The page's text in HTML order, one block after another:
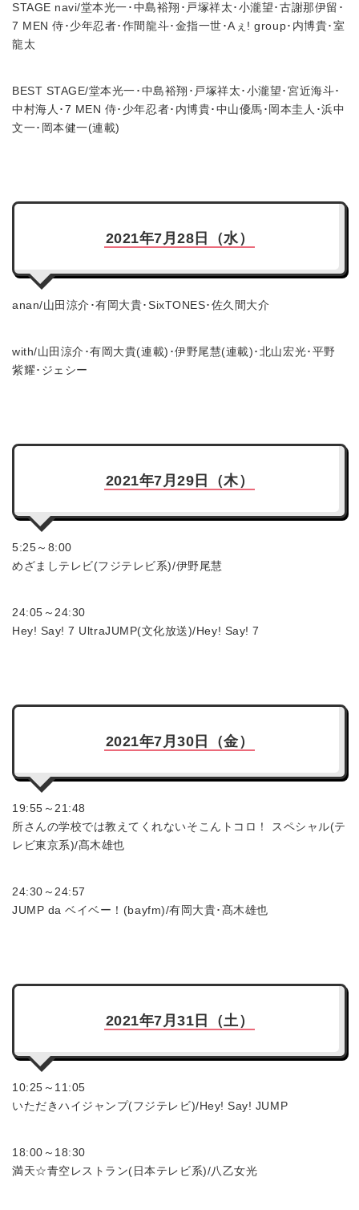
STAGE navi/堂本光一･中島裕翔･戸塚祥太･小瀧望･古謝那伊留･
7 MEN 侍･少年忍者･作間龍斗･金指一世･Aぇ! group･内博貴･室
龍太
BEST STAGE/堂本光一･中島裕翔･戸塚祥太･小瀧望･宮近海斗･
中村海人･7 MEN 侍･少年忍者･内博貴･中山優馬･岡本圭人･浜中
文一･岡本健一(連載)
2021年7月28日（水）
anan/山田涼介･有岡大貴･SixTONES･佐久間大介
with/山田涼介･有岡大貴(連載)･伊野尾慧(連載)･北山宏光･平野
紫耀･ジェシー
2021年7月29日（木）
5:25～8:00
めざましテレビ(フジテレビ系)/伊野尾慧
24:05～24:30
Hey! Say! 7 UltraJUMP(文化放送)/Hey! Say! 7
2021年7月30日（金）
19:55～21:48
所さんの学校では教えてくれないそこんトコロ！ スペシャル(テ
レビ東京系)/髙木雄也
24:30～24:57
JUMP da ベイベー！(bayfm)/有岡大貴･髙木雄也
2021年7月31日（土）
10:25～11:05
いただきハイジャンプ(フジテレビ)/Hey! Say! JUMP
18:00～18:30
満天☆青空レストラン(日本テレビ系)/八乙女光